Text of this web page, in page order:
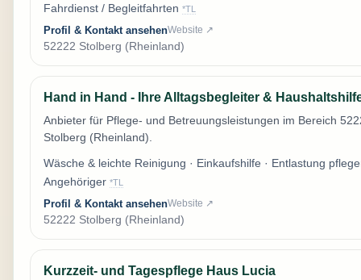
Fahrdienst / Begleitfahrten *TL
Profil & Kontakt ansehenWebsite ↗
52222 Stolberg (Rheinland)
Hand in Hand - Ihre Alltagsbegleiter &
Anbieter für Pflege- und Betreuungsleistungen im Bereich
Stolberg (Rheinland).
Wäsche & leichte Reinigung · Einkaufshilfe · Entlastung
Angehöriger *TL
Profil & Kontakt ansehenWebsite ↗
52222 Stolberg (Rheinland)
Kurzzeit- und Tagespflege Haus Lucia